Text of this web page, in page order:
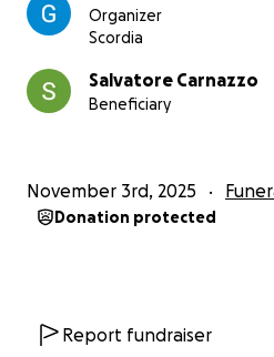
Organizer
Scordia
Salvatore Carnazzo
Beneficiary
November 3rd, 2025
Donation protected
Report fundraiser